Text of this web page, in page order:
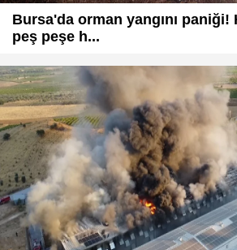
Bursa'da orman yangını
peş peşe h...